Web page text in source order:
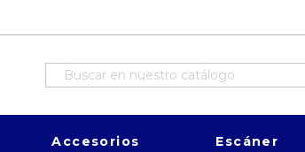
Accesorios Escáner